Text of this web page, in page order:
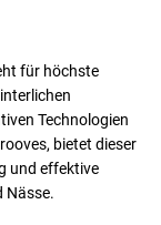
für höchste
Technologien
bietet dieser
und effektive
Nässe.